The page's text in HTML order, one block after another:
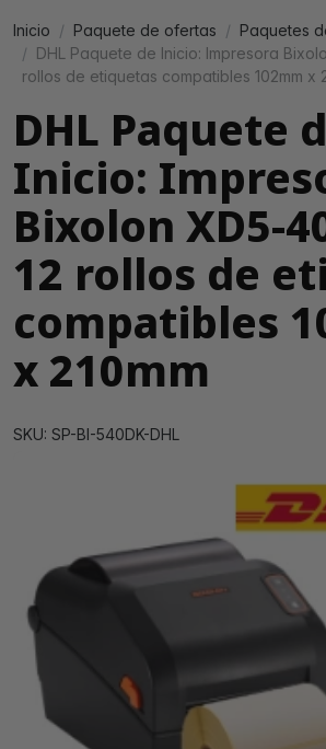
Inicio Paquete de ofertas
Paquetes
DHL Paquete de Inicio: Impresora
rollos de etiquetas compatibles 102mm x
DHL Paquete
Inicio:
Bixolon XD5-
12 rollos de
compatibles
x 210mm
SKU: SP-BI-540DK-DHL